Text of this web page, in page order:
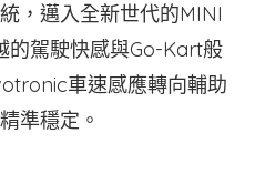
，邁入全新世代的MINI
的駕駛快感與Go-Kart般
車速感應轉向輔助
準穩定。